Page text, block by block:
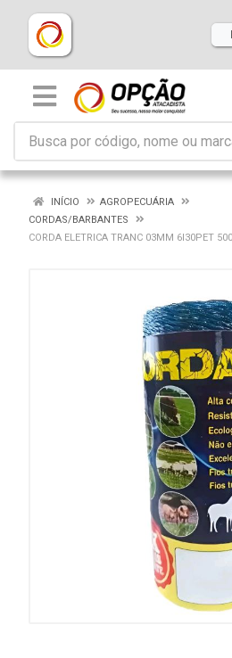
INÍCIO
AGROPECUÁRIA
CORDAS/BARBANTES
CORDA ELETRICA TRANC 03MM 6I30PET